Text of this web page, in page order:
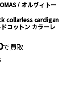
/ オルヴィトー
collarless cardigan
コットン カラーレ
で買取